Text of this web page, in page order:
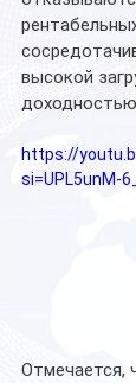
высокой
https://
si=UPL5unM-
Отмечается,